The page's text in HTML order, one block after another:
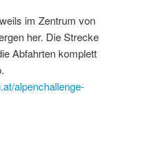
im Zentrum von
her. Die Strecke
Abfahrten komplett
alpenchallenge-